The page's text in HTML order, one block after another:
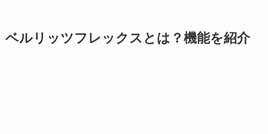
ベルリッツフレックスとは？機能を紹介